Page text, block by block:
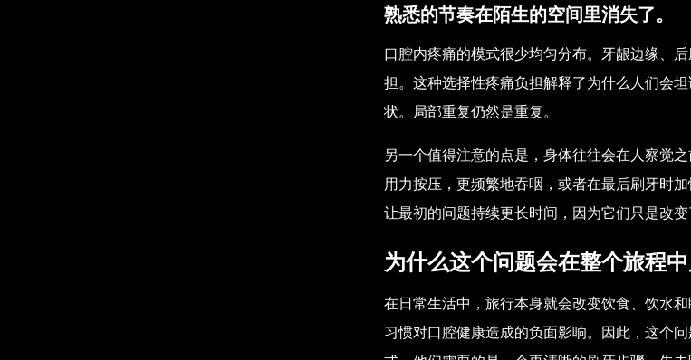
熟悉的节奏在陌生的空间里消失了。
口腔内疼痛的模式很少均匀分布。牙龈边缘、
担。这种选择性疼痛负担解释了为什么人们会
状。局部重复仍然是重复。
另一个值得注意的点是，身体往往会在人察觉
用力按压，更频繁地吞咽，或者在最后刷牙时
让最初的问题持续更长时间，因为它们只是改
为什么这个问题会在整个旅程
在日常生活中，旅行本身就会改变饮食、饮水
习惯对口腔健康造成的负面影响。因此，这个